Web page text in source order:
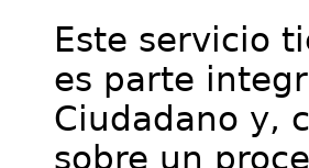
Este servicio
es parte
Ciudadano y,
sobre un